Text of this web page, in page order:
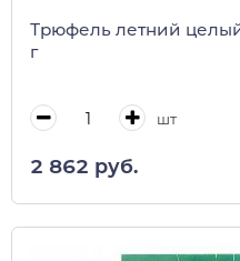
Трюфель летний
г
шт
2 862 руб.